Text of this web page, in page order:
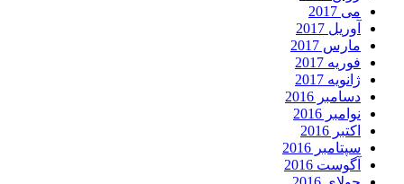
می 2017
آوریل 2017
مارس 2017
فوریه 2017
ژانویه 2017
دسامبر 2016
نوامبر 2016
اکتبر 2016
سپتامبر 2016
آگوست 2016